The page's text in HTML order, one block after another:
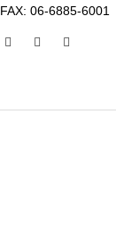
FAX: 06-6885-6001